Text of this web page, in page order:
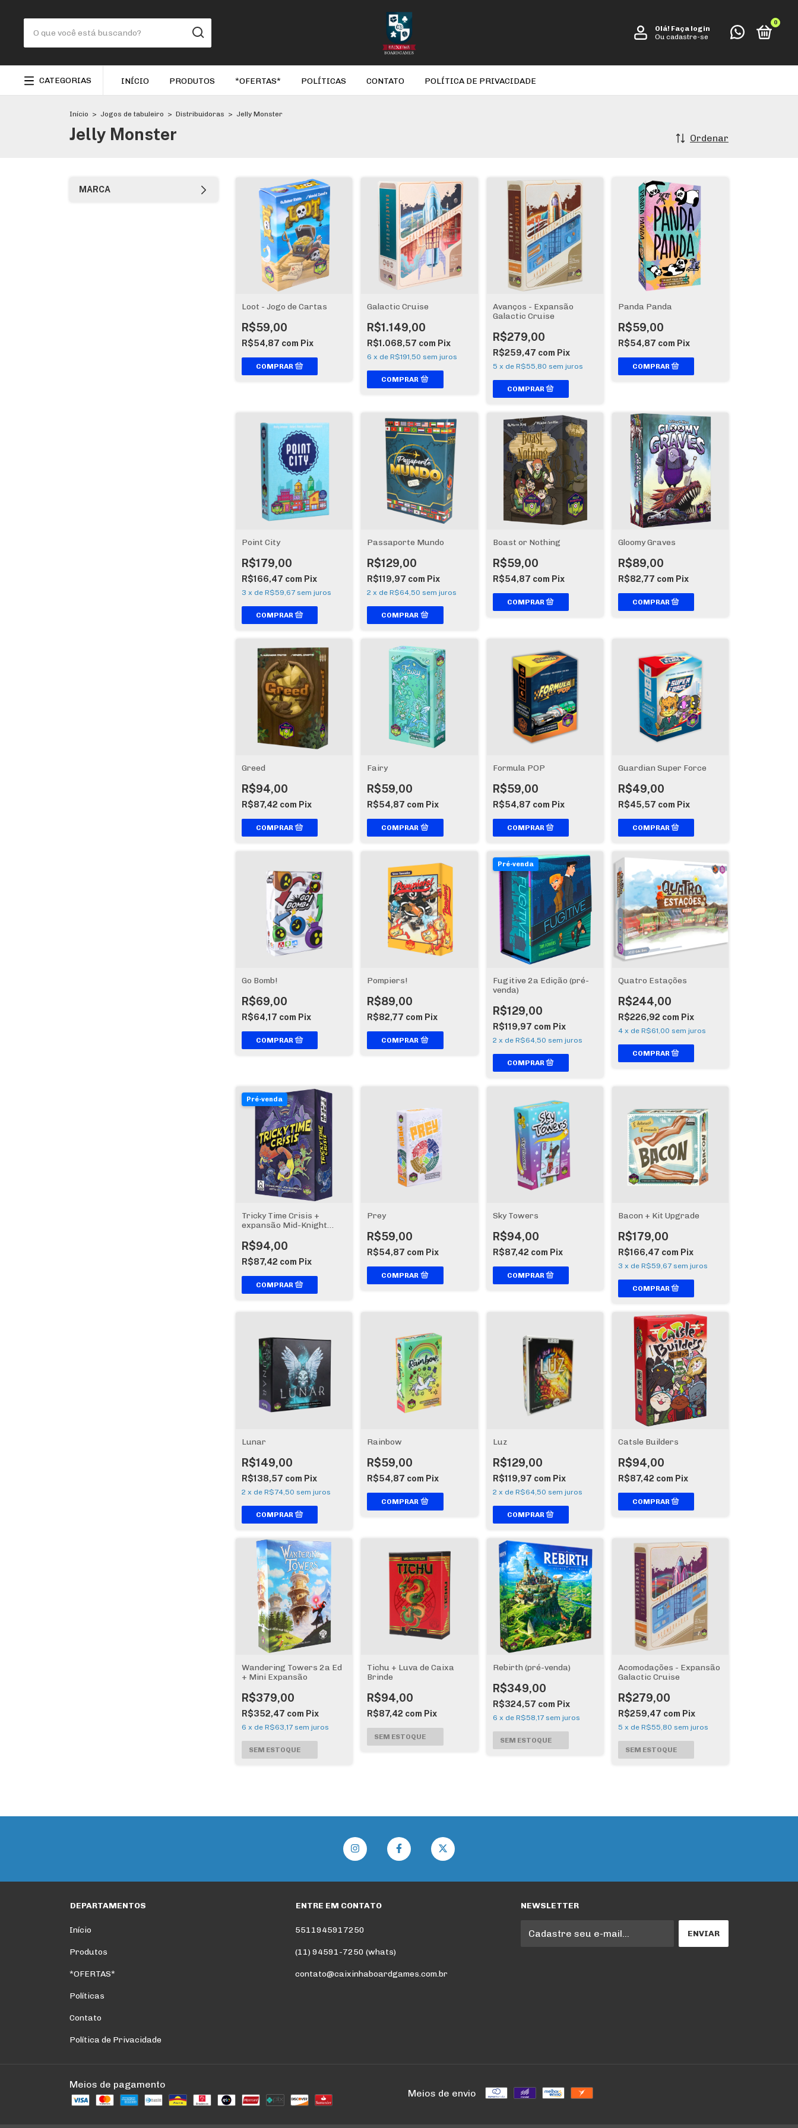
Olá! Faça login
Ou cadastre-se
0
CATEGORIAS INÍCIO PRODUTOS *OFERTAS* POLÍTICAS CONTATO POLÍTICA DE PRIVACIDADE
Início > Jogos de tabuleiro > Distribuidoras > Jelly Monster
Jelly Monster Ordenar
MARCA
Loot - Jogo de Cartas
R$59,00
R$54,87 com Pix
Galactic Cruise
R$1.149,00
R$1.068,57 com Pix
6 x deR$191,50 sem juros
Avanços - Expansão
Galactic Cruise
R$279,00
R$259,47 com Pix
5 x de R$55,80 sem juros
Panda Panda
R$59,00
R$54,87 com Pix
Point City
R$179,00
R$166,47 com Pix
3 x de R$59,67 sem juros
Passaporte Mundo
R$129,00
R$119,97 com Pix
2 x deR$64,50 sem juros
Boast or Nothing
R$59,00
R$54,87 com Pix
Gloomy Graves
R$89,00
R$82,77 com Pix
Greed
R$94,00
R$87,42 com Pix
Fairy
R$59,00
R$54,87 com Pix
Formula POP
R$59,00
R$54,87 com Pix
Guardian Super Force
R$49,00
R$45,57 com Pix
Go Bomb!
R$69,00
R$64,17 com Pix
Pompiers!
R$89,00
R$82,77 com Pix
Pré-venda
Fugitive 2a Edição (pré-
venda)
R$129,00
R$119,97 com Pix
2 x de R$64,50 sem juros
Quatro Estações
R$244,00
R$226,92 com Pix
4 x de R$61,00 sem juros
Pré-venda
Tricky Time Crisis +
expansão Mid-Knight
R$94,00
R$87,42 com Pix
Prey
R$59,00
R$54,87 com Pix
Sky Towers
R$94,00
R$87,42 com Pix
Bacon + Kit Upgrade
R$179,00
R$166,47 com Pix
3 x de R$59,67 sem juros
Lunar
R$149,00
R$138,57 com Pix
2 x de R$74,50 sem juros
Rainbow
R$59,00
R$54,87 com Pix
Luz
R$129,00
R$119,97 com Pix
2 x de R$64,50 sem juros
Catsle Builders
R$94,00
R$87,42 com Pix
Wandering Towers 2a Ed
+ Mini Expansão
R$379,00
R$352,47 com Pix
6 x de R$63,17 sem juros
Tichu + Luva de Caixa
Brinde
R$94,00
R$87,42 com Pix
Rebirth (pré-venda)
R$349,00
R$324,57 com Pix
6 x de R$58,17 sem juros
Acomodações - Expansão
Galactic Cruise
R$279,00
R$259,47 com Pix
5 x de R$55,80 sem juros
DEPARTAMENTOS
Início
Produtos
*OFERTAS*
Políticas
Contato
Política de Privacidade
ENTRE EM CONTATO
5511945917250
(11) 94591-7250 (whats)
contato@caixinhaboardgames.com.br
NEWSLETTER
Meios de pagamento
Meios de envio